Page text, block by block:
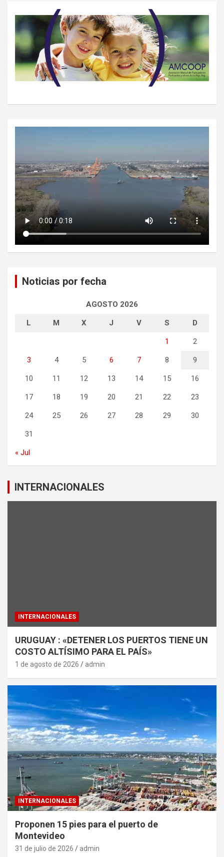
Noticias por fecha
AGOSTO 2026
L M X J V S D
1 2
3 4 5 6 7 8 9
10 11 12 13 14 15 16
17 18 19 20 21 22 23
24 25 26 27 28 29 30
31
« Jul
INTERNACIONALES
INTERNACIONALES
URUGUAY : «DETENER LOS PUERTOS TIENE UN
COSTO ALTÍSIMO PARA EL PAÍS»
1 de agosto de 2026 admin
INTERNACIONALES
Proponen 15 pies para el puerto de
Montevideo
31 de julio de 2026 admin